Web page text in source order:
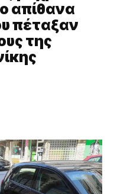
απίθανα
πέταξαν
της